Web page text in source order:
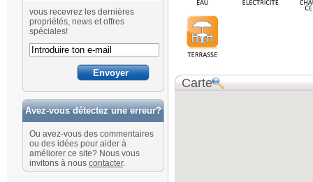
vous recevrez les dernières
propriétés, news et offres
spéciales!
Avez-vous détectez une erreur?
Ou avez-vous des commentaires
ou des idées pour aider à
améliorer ce site? Nous vous
invitons à nous contacter.
Carte